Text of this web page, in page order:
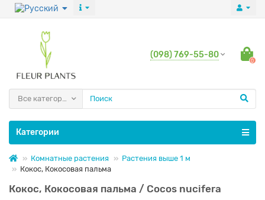
(098) 769-55-80
0
Все категории
Категории
Комнатные растения
Растения выше 1 м
Кокос, Кокосовая пальма
Кокос, Кокосовая пальма / Cocos nucifera